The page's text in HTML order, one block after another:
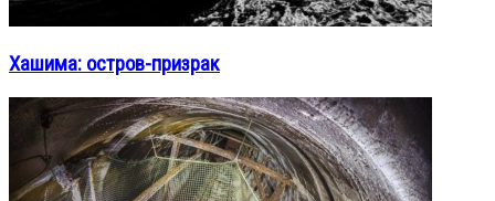
Хашима: остров-призрак